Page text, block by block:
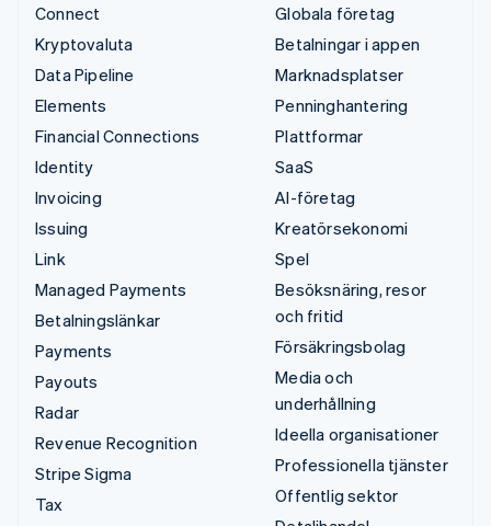
Connect
Kryptovaluta
Data Pipeline
Elements
Financial Connections
Identity
Invoicing
Issuing
Link
Managed Payments
Betalningslänkar
Payments
Payouts
Radar
Revenue Recognition
Stripe Sigma
Tax
Globala företag
Betalningar i appen
Marknadsplatser
Penninghantering
Plattformar
SaaS
AI-företag
Kreatörsekonomi
Spel
Besöksnäring, resor
och fritid
Försäkringsbolag
Media och
underhållning
Ideella organisationer
Professionella tjänster
Offentlig sektor